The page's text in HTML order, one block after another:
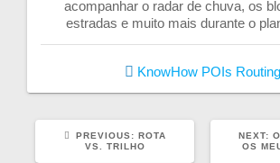
acompanhar o radar de chuva, os
estradas e muito mais durante o
KnowHow POIs Routing
PREVIOUS: PREVIOUS
POST:
ROTA
VS. TRILHO
NEXT:
OS